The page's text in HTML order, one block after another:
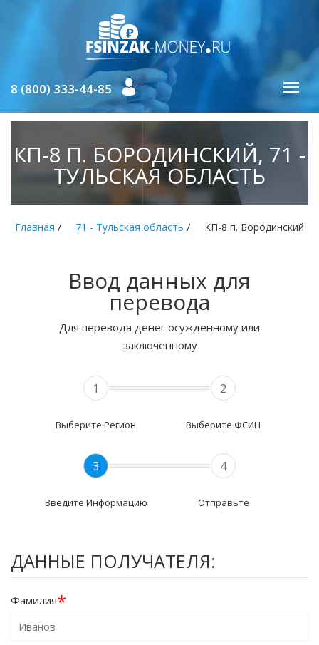
8 (800) 333-44-85
КП-8 П. БОРОДИНСКИЙ, 71 -
ТУЛЬСКАЯ ОБЛАСТЬ
Главная / 71 - Тульская область / КП-8 п. Бородинский
Ввод данных для
перевода
Для перевода денег осужденному или
заключенному
1
Выберите Регион
2
Выберите ФСИН
3
Введите Информацию
4
Отправьте
ДАННЫЕ ПОЛУЧАТЕЛЯ:
Фамилия*